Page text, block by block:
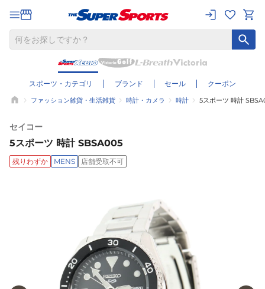
スポーツ・カテゴリ ブランド セール クーポン
ファッション雑貨・生活雑貨 時計・カメラ 時計 5スポーツ 時計
セイコー
5スポーツ 時計 SBSA005
残りわずか MENS 店舗受取不可